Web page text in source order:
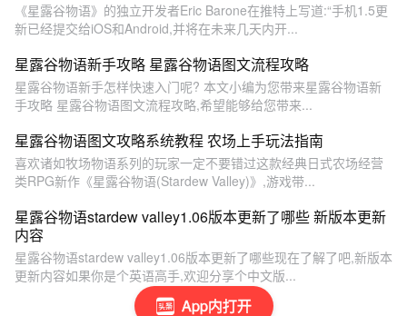
App内打开
《星露谷物语》的独立开发者Eric Barone在推特上写道:“手机1.5更
新已经提交给iOS和Android,并将在未来几天内开...
星露谷物语新手攻略 星露谷物语图文流程攻略
星露谷物语新手怎样快速入门呢? 本文小编为您带来星露谷物语新
手攻略 星露谷物语图文流程攻略,希望能够给您带来...
星露谷物语图文攻略系统教程 农场上手玩法指南
喜欢诸如牧场物语系列的玩家一定不要错过这款经典日式农场经营
类RPG新作《星露谷物语(Stardew Valley)》,游戏带...
星露谷物语stardew valley1.06版本更新了哪些 新版本更新
内容
星露谷物语stardew valley1.06版本更新了哪些现在了解了吧,新版本
更新内容如果你是个英语高手,欢迎分享个中文版...